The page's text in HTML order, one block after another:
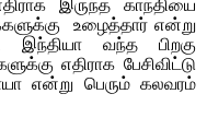
இருந்த காந்தியை
உழைத்தார் என்று
இந்தியா வந்த பிறகு
எதிராக பேசிவிட்டு
என்று பெரும் கலவரம்